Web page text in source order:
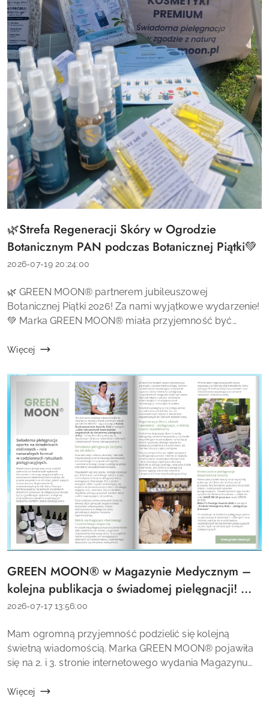
Tytuł
artykułu:
🌿Strefa Regeneracji Skóry w Ogrodzie
Botanicznym PAN podczas Botanicznej Piątki💚
Data
2026-07-19 20:24:00
Treść
artykułu:
🌿 GREEN MOON® partnerem jubileuszowej
Botanicznej Piątki 2026! Za nami wyjątkowe wydarzenie!
💚 Marka GREEN MOON® miała przyjemność być
która odbyła się w przepięknym Ogrodzie Botaniczny...
Więcej
Tytuł
artykułu:
GREEN MOON® w Magazynie Medycznym –
kolejna publikacja o świadomej pielęgnacji! 💚
📰
Data
2026-07-17 13:56:00
Treść
artykułu:
Mam ogromną przyjemność podzielić się kolejną
świetną wiadomością. Marka GREEN MOON® pojawiła
się na 2. i 3. stronie internetowego wydania Magazynu
którym mogę opowiedzieć o filozofii marki oraz ...
Więcej